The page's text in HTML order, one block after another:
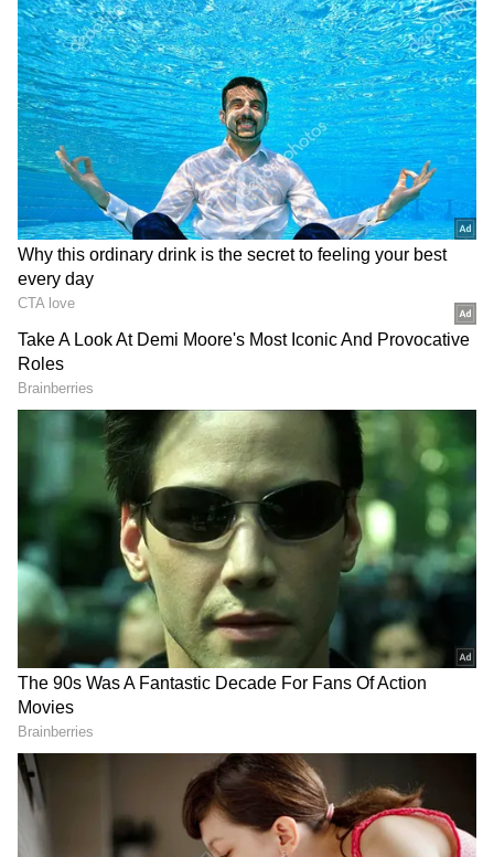
கிங்ஸின் 'தல' மகேந்திர சிங் தோனிதான்.
தோனியுடன் மேலும் நான்கு ஸ்டார் வீரர்கள்
இந்தப் பட்டியலில் உள்ளனர். இது குறித்து
பார்ப்போம்.
ஏசியாநெட் தமிழ்-ஐ உங்கள் முதன்மைத்
தேர்வாக்குங்கள்
2
Image Credit :
மகேந்திர சிங் தோனி